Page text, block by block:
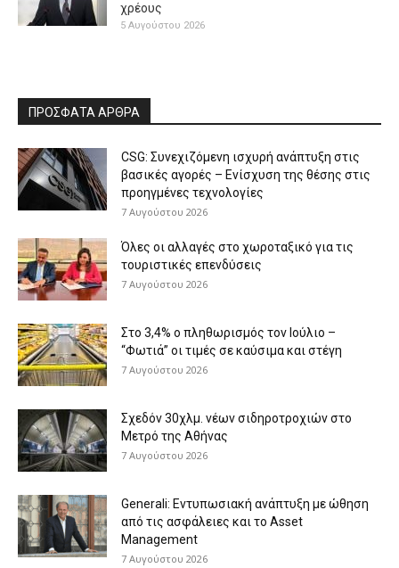
χρέους
5 Αυγούστου 2026
ΠΡΟΣΦΑΤΑ ΑΡΘΡΑ
CSG: Συνεχιζόμενη ισχυρή ανάπτυξη στις
βασικές αγορές – Ενίσχυση της θέσης στις
προηγμένες τεχνολογίες
7 Αυγούστου 2026
Όλες οι αλλαγές στο χωροταξικό για τις
τουριστικές επενδύσεις
7 Αυγούστου 2026
Στο 3,4% ο πληθωρισμός τον Ιούλιο –
“Φωτιά” οι τιμές σε καύσιμα και στέγη
7 Αυγούστου 2026
Σχεδόν 30χλμ. νέων σιδηροτροχιών στο
Μετρό της Αθήνας
7 Αυγούστου 2026
Generali: Eντυπωσιακή ανάπτυξη με ώθηση
από τις ασφάλειες και το Asset
Management
7 Αυγούστου 2026